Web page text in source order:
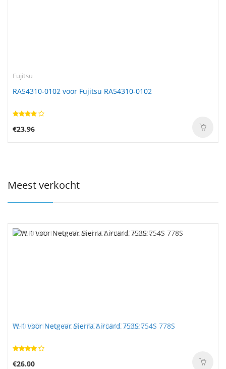
Fujitsu
RA54310-0102 voor Fujitsu RA54310-0102
€23.96
Meest verkocht
TLI013CH voor Alcatel TCL P301C P302C
€25.50
W-1 voor Netgear Sierra Aircard 753S 754S 778S
€26.00